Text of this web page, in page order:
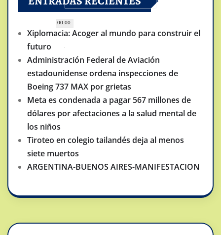
00:00
Xiplomacia: Acoger al mundo para construir el
futuro
Administración Federal de Aviación
estadounidense ordena inspecciones de
Boeing 737 MAX por grietas
Meta es condenada a pagar 567 millones de
dólares por afectaciones a la salud mental de
los niños
Tiroteo en colegio tailandés deja al menos
siete muertos
ARGENTINA-BUENOS AIRES-MANIFESTACION